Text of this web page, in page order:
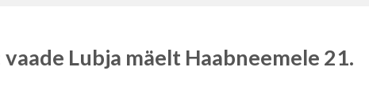
Lubja mäelt Haabneemele 21.